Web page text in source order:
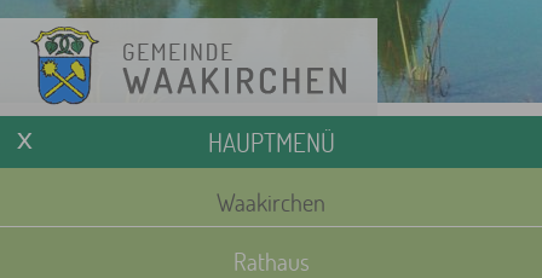
HAUPTMENÜ
Waakirchen
Rathaus